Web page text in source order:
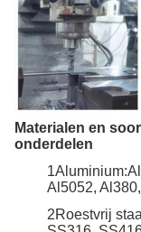
Materialen en
onderdelen
Al5052,
2Roestvrij